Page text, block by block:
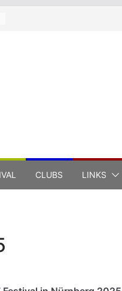
CLUBS LINKS